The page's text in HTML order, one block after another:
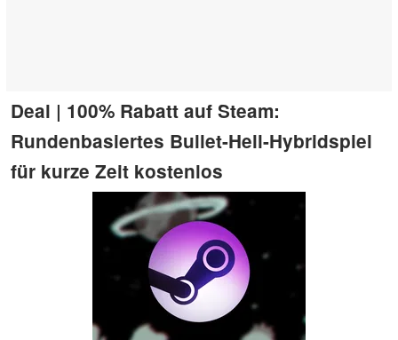
Deal | 100% Rabatt auf Steam:
Rundenbasiertes Bullet-Hell-Hybridspiel
für kurze Zeit kostenlos